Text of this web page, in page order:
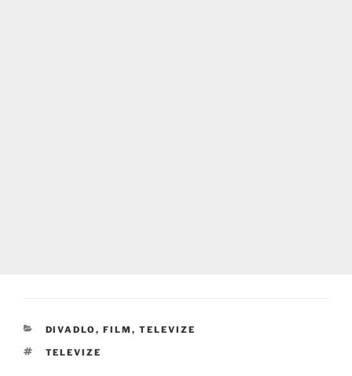
RUBRIKY
DIVADLO, FILM, TELEVIZE
ŠTÍTKY
TELEVIZE